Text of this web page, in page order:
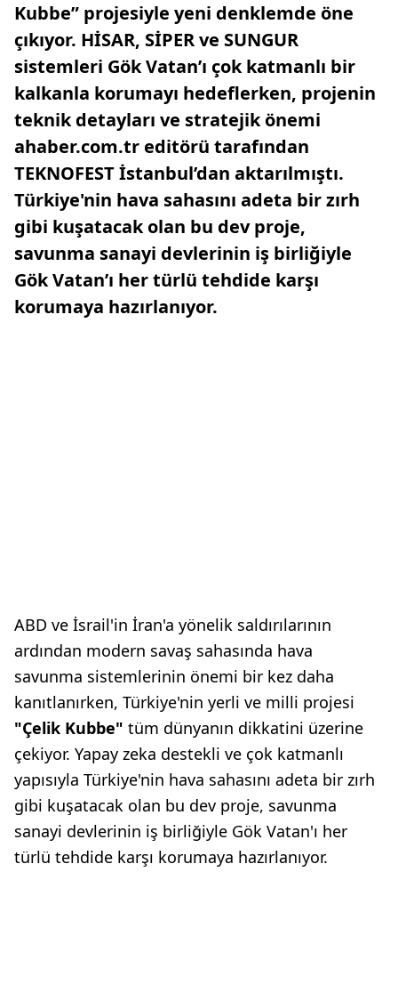
Kubbe” projesiyle yeni denklemde öne
çıkıyor. HİSAR, SİPER ve SUNGUR
sistemleri Gök Vatan’ı çok katmanlı bir
kalkanla korumayı hedeflerken, projenin
teknik detayları ve stratejik önemi
ahaber.com.tr editörü tarafından
TEKNOFEST İstanbul’dan aktarılmıştı.
Türkiye'nin hava sahasını adeta bir zırh
gibi kuşatacak olan bu dev proje,
savunma sanayi devlerinin iş birliğiyle
Gök Vatan’ı her türlü tehdide karşı
korumaya hazırlanıyor.
ABD ve İsrail'in İran'a yönelik saldırılarının
ardından modern savaş sahasında hava
savunma sistemlerinin önemi bir kez daha
kanıtlanırken, Türkiye'nin yerli ve milli projesi
"Çelik Kubbe" tüm dünyanın dikkatini üzerine
çekiyor. Yapay zeka destekli ve çok katmanlı
yapısıyla Türkiye'nin hava sahasını adeta bir zırh
gibi kuşatacak olan bu dev proje, savunma
sanayi devlerinin iş birliğiyle Gök Vatan'ı her
türlü tehdide karşı korumaya hazırlanıyor.